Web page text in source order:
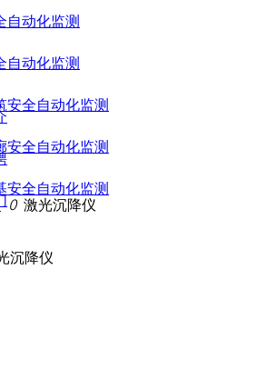
自动化监测
自动化监测
安全自动化监测
安全自动化监测
安全自动化监测
ꄲ 激光沉降仪